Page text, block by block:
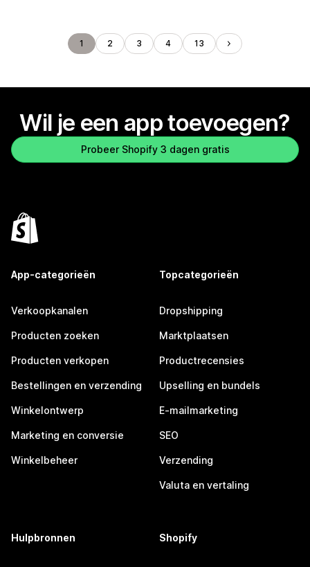
1 2 3 4 13
Wil je een app toevoegen?
Probeer Shopify 3 dagen gratis
App-categorieën
Verkoopkanalen
Producten zoeken
Producten verkopen
Bestellingen en verzending
Winkelontwerp
Marketing en conversie
Winkelbeheer
Topcategorieën
Dropshipping
Marktplaatsen
Productrecensies
Upselling en bundels
E-mailmarketing
SEO
Verzending
Valuta en vertaling
Hulpbronnen Shopify